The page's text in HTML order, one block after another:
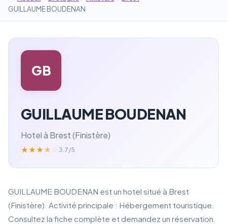
GUILLAUME BOUDENAN
GB
GUILLAUME BOUDENAN
Hotel à Brest (Finistère)
★★★★ 3.7/5
GUILLAUME BOUDENAN est un hotel situé à Brest
(Finistère). Activité principale : Hébergement touristique.
Consultez la fiche complète et demandez un réservation.